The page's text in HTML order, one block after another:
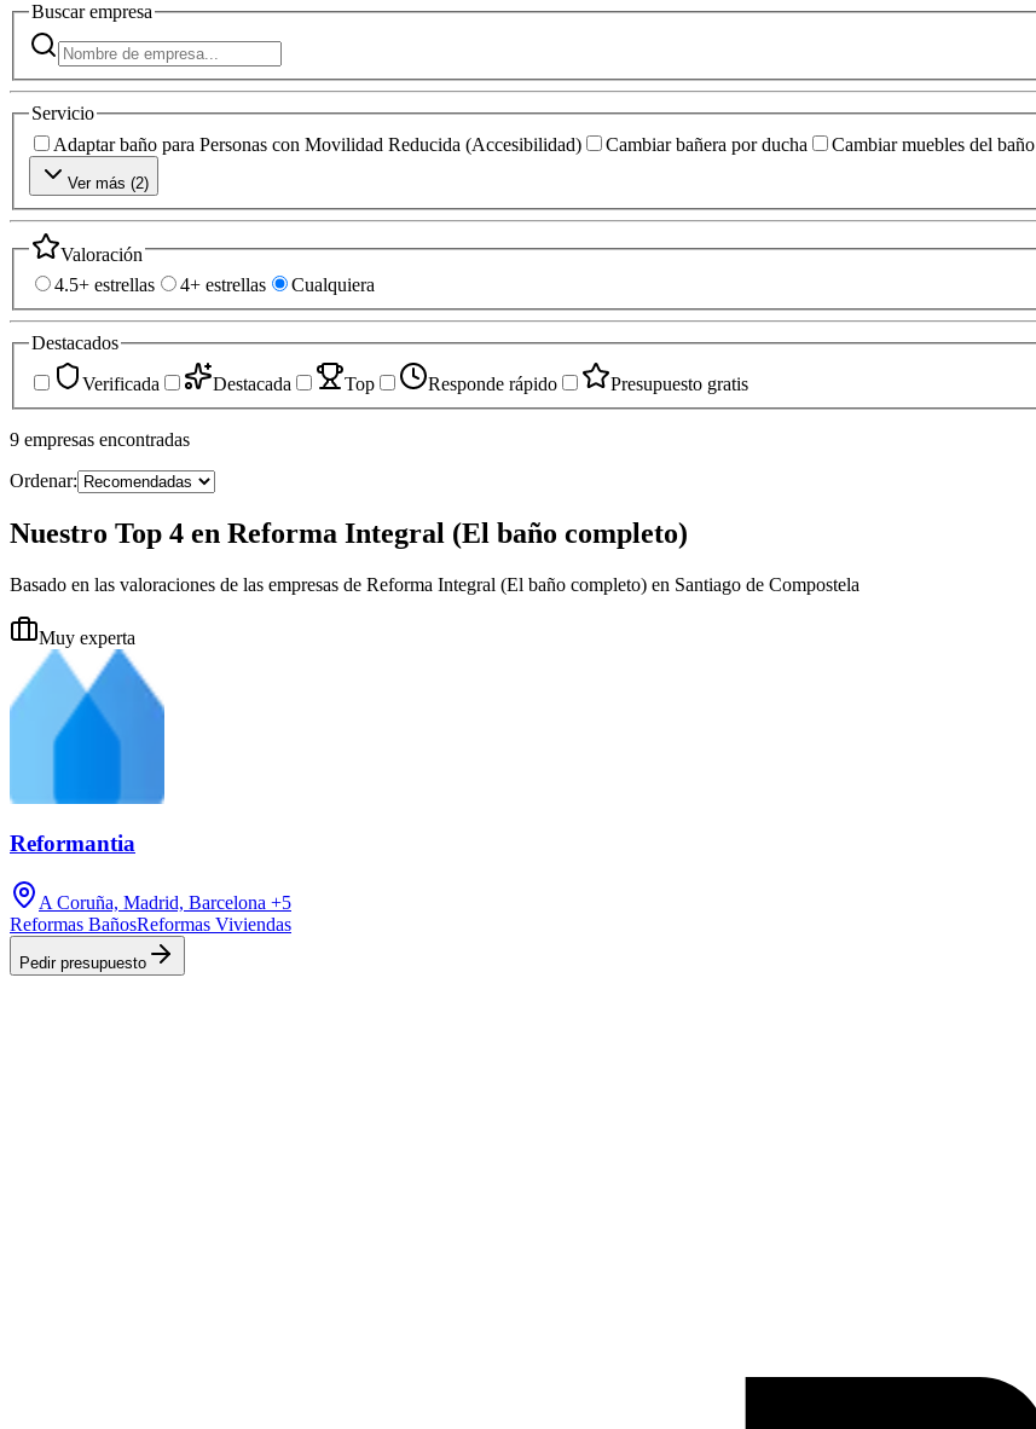
Buscarempresa
Servicio
Adaptar baño para Personas con Movilidad Reducida (Accesibilidad)
Cambiar bañera por ducha Cambiar muebles del baño
Ver más (2)
Valoración
4.5+ estrellas
4+ estrellas Cualquiera
Destacados
Verificada
Destacada Top Responde rápido Presupuesto gratis
9 empresas encontradas
Ordenar:
Nuestro Top 4 en Reforma Integral (El baño completo)
Basado en las valoraciones de las empresas de Reforma Integral (El baño completo) en Santiago de Compostela
Muy experta
Reformantia
A Coruña, Madrid, Barcelona +5
Reformas BañosReformas Viviendas
Pedir presupuesto